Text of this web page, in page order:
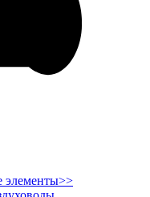
элементы>>